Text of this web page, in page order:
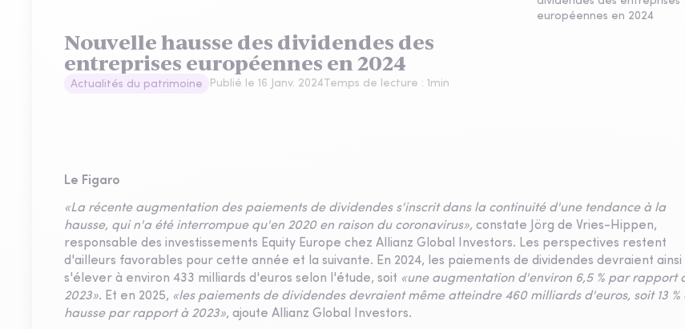
Nouvelle hausse des dividendes des
entreprises européennes en 2024
Actualités du patrimoine Publié le 16 Janv. 2024Temps de lecture : 1min
Le Figaro
«La récente augmentation des paiements de dividendes s'inscrit dans la continuité d'une tendance à la
hausse, qui n'a été interrompue qu'en 2020 en raison du coronavirus», constate Jörg de Vries-Hippen,
responsable des investissements Equity Europe chez Allianz Global Investors. Les perspectives restent
d'ailleurs favorables pour cette année et la suivante. En 2024, les paiements de dividendes devraient ainsi
s'élever à environ 433 milliards d'euros selon l'étude, soit «une augmentation d'environ 6,5 % par rapport
2023». Et en 2025, «les paiements de dividendes devraient même atteindre 460 milliards d'euros, soit 13 %
hausse par rapport à 2023», ajoute Allianz Global Investors.